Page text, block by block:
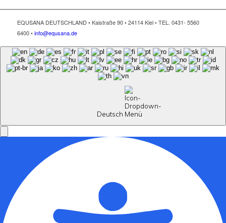
EQUSANA DEUTSCHLAND • Kaistraße 90 • 24114 Kiel • TEL. 0431- 5560
6400 •info@equsana.de
Deutsch